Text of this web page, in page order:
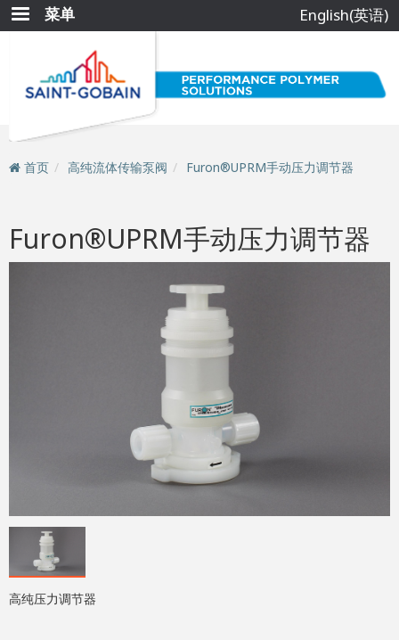
跳
转
菜单 English(英语)
首页 高纯流体传输泵阀 Furon®UPRM手动压力调节器
Furon®UPRM手动压力调节器
高纯压力调节器